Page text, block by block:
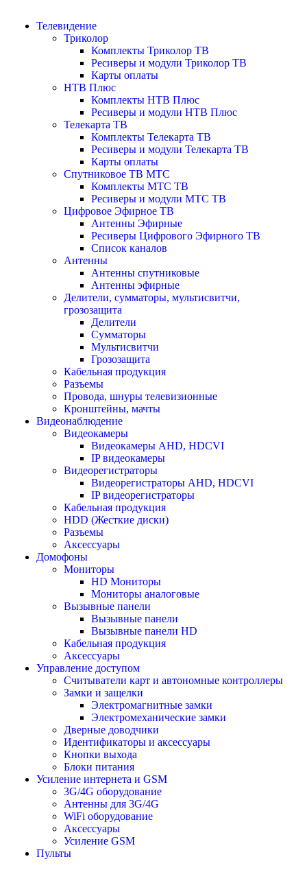
Телевидение
Триколор
Комплекты Триколор ТВ
Ресиверы и модули Триколор ТВ
Карты оплаты
НТВ Плюс
Комплекты НТВ Плюс
Ресиверы и модули НТВ Плюс
Телекарта ТВ
Комплекты Телекарта ТВ
Ресиверы и модули Телекарта ТВ
Карты оплаты
Спутниковое ТВ МТС
Комплекты МТС ТВ
Ресиверы и модули МТС ТВ
Цифровое Эфирное ТВ
Антенны Эфирные
Ресиверы Цифрового Эфирного ТВ
Список каналов
Антенны
Антенны спутниковые
Антенны эфирные
Делители, сумматоры, мультисвитчи,
грозозащита
Делители
Сумматоры
Мультисвитчи
Грозозащита
Кабельная продукция
Разъемы
Провода, шнуры телевизионные
Кронштейны, мачты
Видеонаблюдение
Видеокамеры
Видеокамеры AHD, HDCVI
IP видеокамеры
Видеорегистраторы
Видеорегистраторы AHD, HDCVI
IP видеорегистраторы
Кабельная продукция
HDD (Жесткие диски)
Разъемы
Аксессуары
Домофоны
Мониторы
HD Мониторы
Мониторы аналоговые
Вызывные панели
Вызывные панели
Вызывные панели HD
Кабельная продукция
Аксессуары
Управление доступом
Считыватели карт и автономные контроллеры
Замки и защелки
Электромагнитные замки
Электромеханические замки
Дверные доводчики
Идентификаторы и аксессуары
Кнопки выхода
Блоки питания
Усиление интернета и GSM
3G/4G оборудование
Антенны для 3G/4G
WiFi оборудование
Аксессуары
Усиление GSM
Пульты